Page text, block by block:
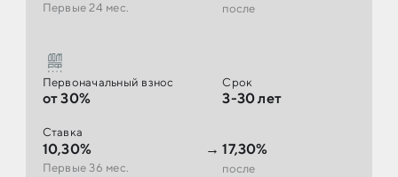
Первые 24 мес. после
Первоначальный взнос
от 30%
Ставка
10,30%
Первые 36 мес.
→ 17,30%
после
Срок
3-30 лет